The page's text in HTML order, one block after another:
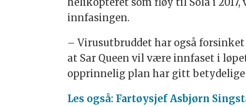
innfasingen.
– Virusutbruddet har også
at Sar Queen vil være innfaset i
opprinnelig plan har gitt
Les også: Fartøysjef Asbjørn